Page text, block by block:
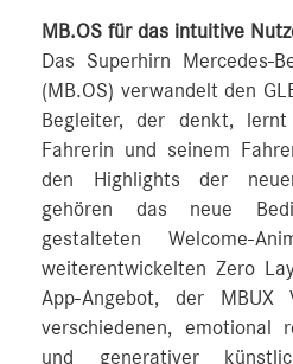
MB.OS für das intuitive
Das Superhirn
(MB.OS) verwandelt den
Begleiter, der denkt,
Fahrerin und seinem
den Highlights der
gehören das neue
gestalteten Welcome-
weiterentwickelten Zero
App-Angebot, der
verschiedenen, emotional
und generativer